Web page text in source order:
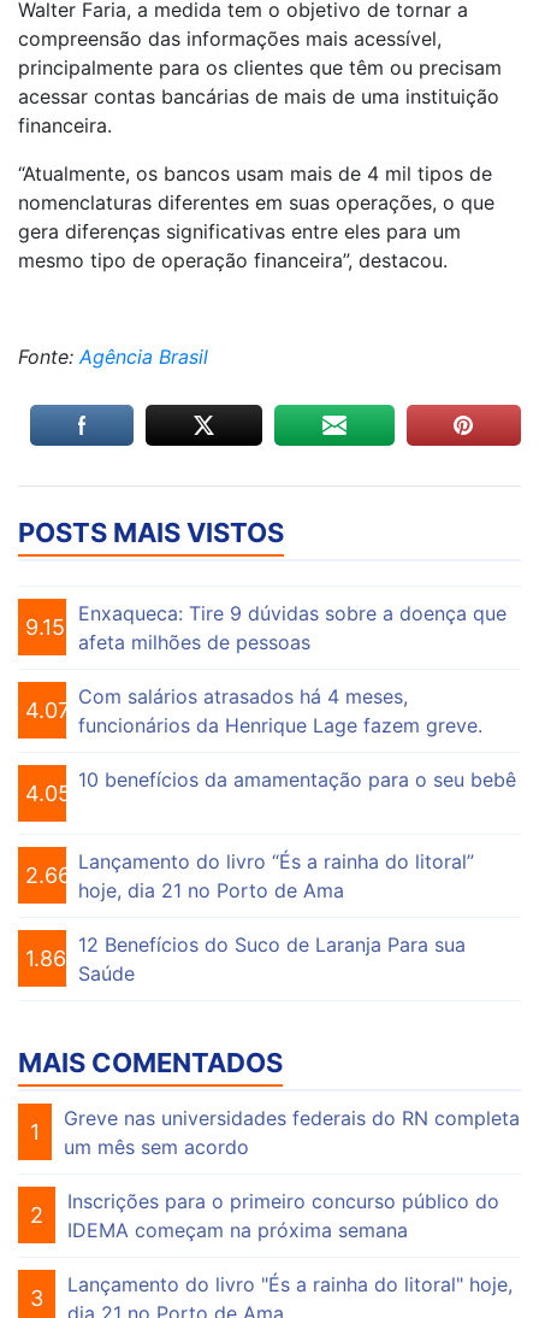
Walter Faria, a medida tem o objetivo de tornar a
compreensão das informações mais acessível,
principalmente para os clientes que têm ou precisam
acessar contas bancárias de mais de uma instituição
financeira.
“Atualmente, os bancos usam mais de 4 mil tipos de
nomenclaturas diferentes em suas operações, o que
gera diferenças significativas entre eles para um
mesmo tipo de operação financeira”, destacou.
Fonte:Agência Brasil
POSTS MAIS VISTOS
9.159
Enxaqueca: Tire 9 dúvidas sobre a doença que
afeta milhões de pessoas
4.076
Com salários atrasados há 4 meses,
funcionários da Henrique Lage fazem greve.
4.056
10 benefícios da amamentação para o seu bebê
2.662
Lançamento do livro “És a rainha do litoral”
hoje, dia 21 no Porto de Ama
1.864
12 Benefícios do Suco de Laranja Para sua
Saúde
MAIS COMENTADOS
1
Greve nas universidades federais do RN completa
um mês sem acordo
2
Inscrições para o primeiro concurso público do
IDEMA começam na próxima semana
3
Lançamento do livro "És a rainha do litoral" hoje,